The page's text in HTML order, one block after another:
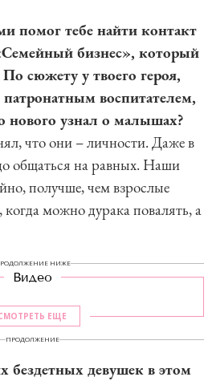
помог тебе найти контакт
бизнес», который
сюжету у твоего героя,
воспитателем,
нового узнал о малышах?
что они – личности. Даже в
общаться на равных. Наши
получше, чем взрослые
можно дурака повалять, а
НИЖЕ
Видео
ЕЩЕ
ПРОДОЛЖЕНИЕ
бездетных девушек в этом